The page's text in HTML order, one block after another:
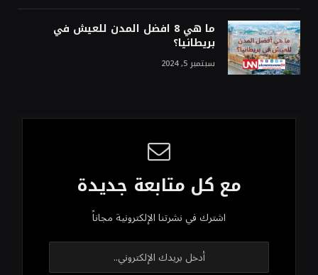
ما هي 8 افضل المدن للعيش في
بريطانيا؟
سبتمبر 5, 2024
مع كل متابعة جديدة
اشترك في نشرتنا الإلكترونية مجاناً